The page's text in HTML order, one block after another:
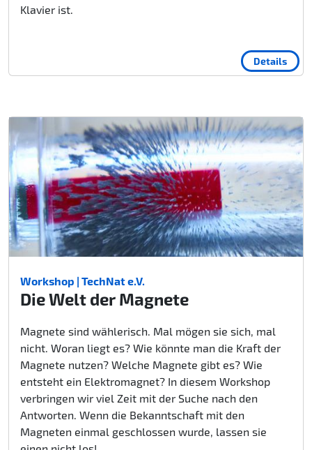
Klavier ist.
Details
Workshop | TechNat e.V.
Die Welt der Magnete
Magnete sind wählerisch. Mal mögen sie sich, mal
nicht. Woran liegt es? Wie könnte man die Kraft der
Magnete nutzen? Welche Magnete gibt es? Wie
entsteht ein Elektromagnet? In diesem Workshop
verbringen wir viel Zeit mit der Suche nach den
Antworten. Wenn die Bekanntschaft mit den
Magneten einmal geschlossen wurde, lassen sie